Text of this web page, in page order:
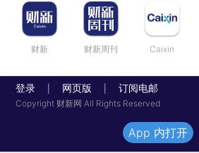
财新 财新周刊 Caixin
登录 网页版 订阅电邮
Copyright 财新网 All Rights Reserved
App 内打开